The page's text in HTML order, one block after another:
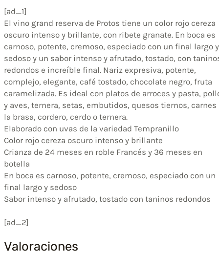
[ad_1]
El vino grand reserva de Protos tiene un color rojo cereza
oscuro intenso y brillante, con ribete granate. En boca es
carnoso, potente, cremoso, especiado con un final largo y
sedoso y un sabor intenso y afrutado, tostado, con
redondos e increíble final. Nariz expresiva, potente,
complejo, elegante, café tostado, chocolate negro, fruta
caramelizada. Es ideal con platos de arroces y pasta,
y aves, ternera, setas, embutidos, quesos tiernos, carnes
la brasa, cordero, cerdo o ternera.
Elaborado con uvas de la variedad Tempranillo
Color rojo cereza oscuro intenso y brillante
Crianza de 24 meses en roble Francés y 36 meses en
botella
En boca es carnoso, potente, cremoso, especiado con un
final largo y sedoso
Sabor intenso y afrutado, tostado con taninos redondos
[ad_2]
Valoraciones